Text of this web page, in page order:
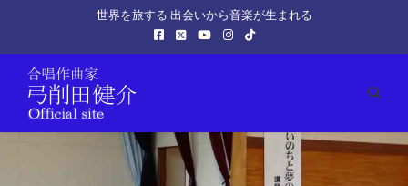
世界を旅する 出会いから音楽が生まれる